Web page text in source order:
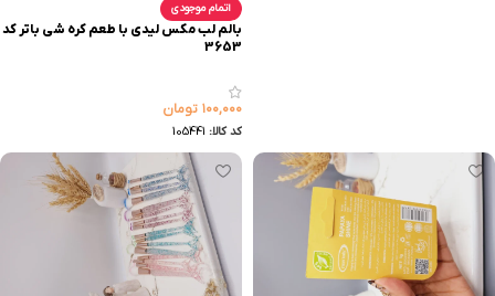
اتمام موجودی
بالم لب مکس لیدی با طعم کره شی باتر کد
3653
۱۰۰,۰۰۰ تومان
کد کالا: 105441